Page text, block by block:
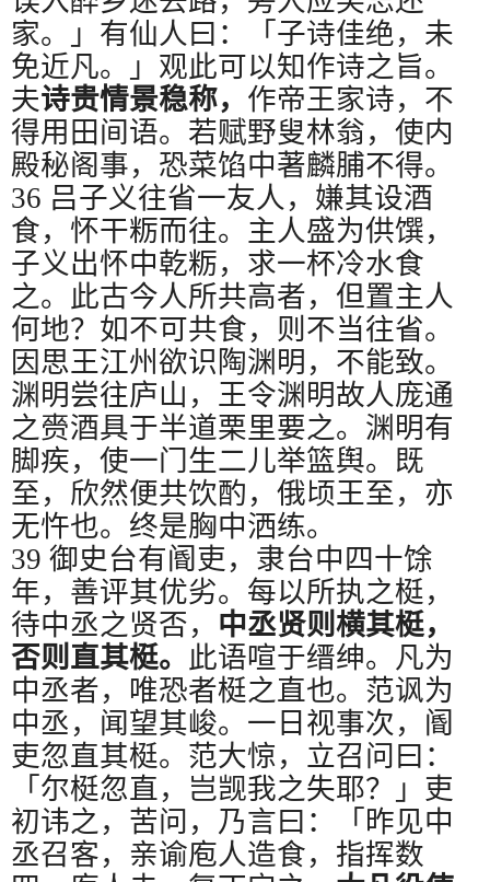
家。」有仙人曰：「子诗佳绝，未
免近凡。」观此可以知作诗之旨。
夫诗贵情景稳称， 作帝王家诗，不
得用田间语。若赋野叟林翁，使内
殿秘阁事，恐菜馅中著麟脯不得。
36 吕子义往省一友人，嫌其设酒
食，怀干粝而往。主人盛为供馔，
子义出怀中乾粝，求一杯冷水食
之。此古今人所共高者，但置主人
何地？如不可共食，则不当往省。
因思王江州欲识陶渊明，不能致。
渊明尝往庐山，王令渊明故人庞通
之赍酒具于半道栗里要之。渊明有
脚疾，使一门生二儿举篮舆。既
至，欣然便共饮酌，俄顷王至，亦
无忤也。终是胸中洒练。
39 御史台有阍吏，隶台中四十馀
年，善评其优劣。每以所执之梃，
待中丞之贤否， 中丞贤则横其梃，
否则直其梃。 此语喧于缙绅。凡为
中丞者，唯恐者梃之直也。范讽为
中丞，闻望其峻。一日视事次，阍
吏忽直其梃。范大惊，立召问曰：
「尔梃忽直，岂觊我之失耶？」吏
初讳之，苦问，乃言曰：「昨见中
丞召客，亲谕庖人造食，指挥数